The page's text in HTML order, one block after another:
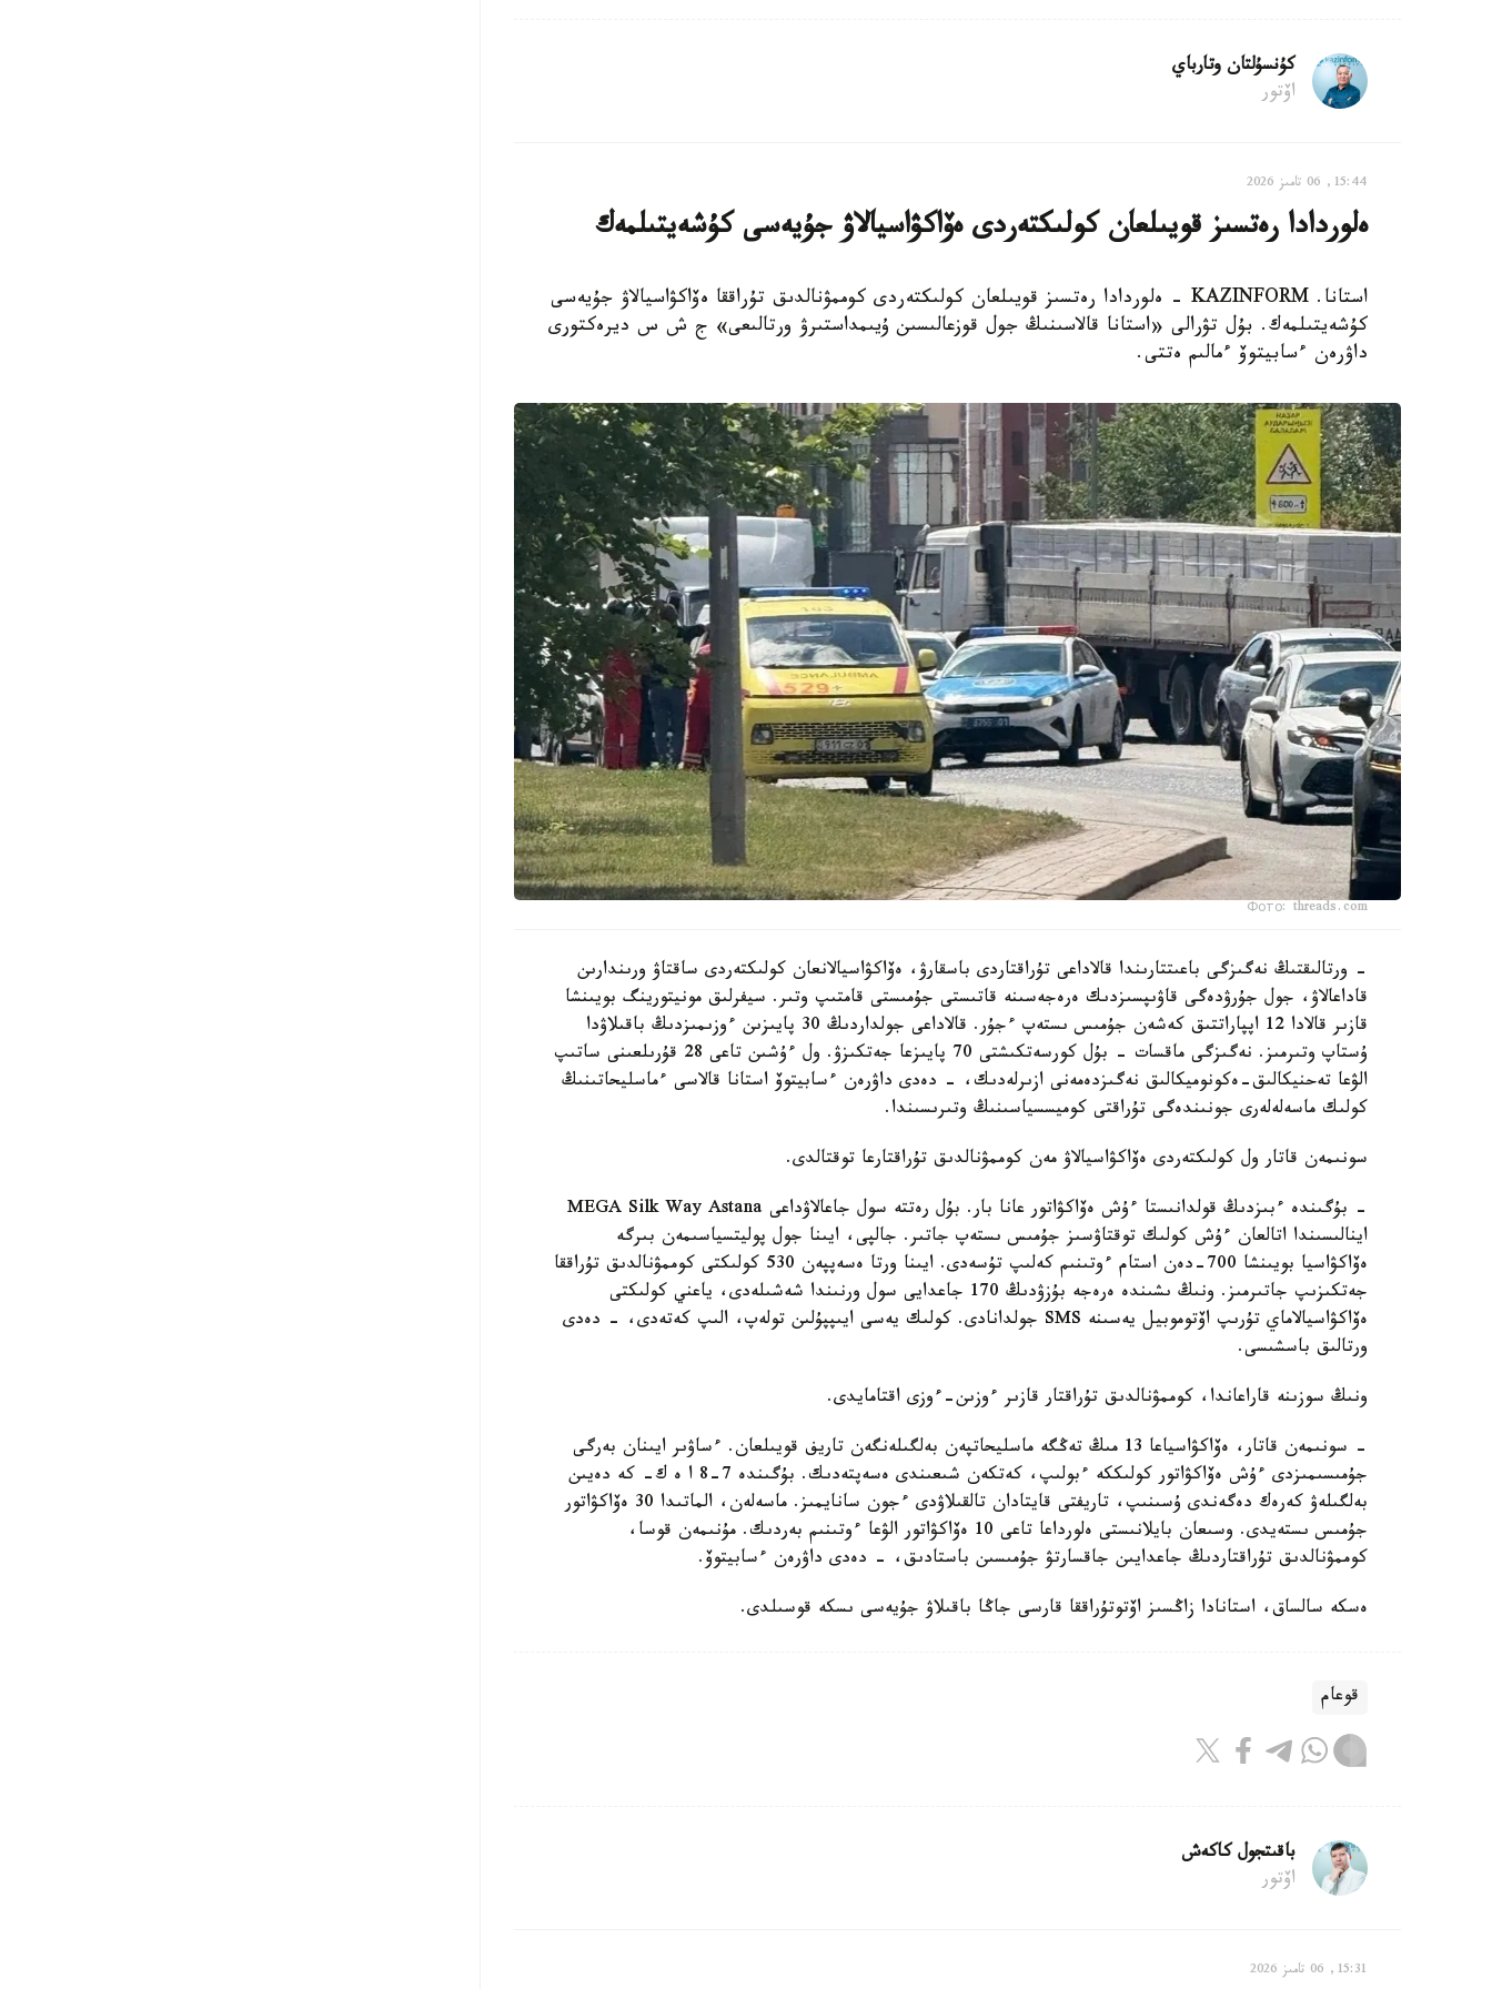
كۇنسۇلتان وتارباي
اۆتور
15:44, 06 تامىز 2026
ەلوردادا رەتسىز قويىلعان كولىكتەردى ەۆاكۋاسيالاۋ جۇيەسى كۇشەيتىلمەك
استانا. KAZINFORM - ەلوردادا رەتسىز قويىلعان كولىكتەردى كوممۋنالدىق تۇراققا ەۆاكۋاسيالاۋ جۇيەسى
كۇشەيتىلمەك. بۇل تۋرالى «استانا قالاسىنىڭ جول قوزعالىسىن ۇيىمداستىرۋ ورتالىعى» ج ش س ديرەكتورى
داۋرەن ءسابيتوۆ ءمالىم ەتتى.
Фото: threads.com
- ورتالىقتىڭ نەگىزگى باعىتتارىندا قالاداعى تۇراقتاردى باسقارۋ، ەۆاكۋاسيالانعان كولىكتەردى ساقتاۋ ورىندارىن
قاداعالاۋ، جول جۇرۋدەگى قاۋىپسىزدىك ەرەجەسىنە قاتىستى جۇمىستى قامتىپ وتىر. سيفرلىق مونيتورينگ بويىنشا
قازىر قالادا 12 اپپاراتتىق كەشەن جۇمىس ىستەپ ءجۇر. قالاداعى جولداردىڭ 30 پايىزىن ءوزىمىزدىڭ باقىلاۋدا
ۇستاپ وتىرمىز. نەگىزگى ماقسات - بۇل كورسەتكىشتى 70 پايىزعا جەتكىزۋ. ول ءۇشىن تاعى 28 قۇرىلعىنى ساتىپ
الۋعا تەحنيكالىق-ەكونوميكالىق نەگىزدەمەنى ازىرلەدىك، - دەدى داۋرەن ءسابيتوۆ استانا قالاسى ءماسليحاتىنىڭ
كولىك ماسەلەلەرى جونىندەگى تۇراقتى كوميسسياسىنىڭ وتىرىسىندا.
سونىمەن قاتار ول كولىكتەردى ەۆاكۋاسيالاۋ مەن كوممۋنالدىق تۇراقتارعا توقتالدى.
- بۇگىندە ءبىزدىڭ قولدانىستا ءۇش ەۆاكۋاتور عانا بار. بۇل رەتتە سول جاعالاۋداعى MEGA Silk Way Astana
اينالىسىندا اتالعان ءۇش كولىك توقتاۋسىز جۇمىس ىستەپ جاتىر. جالپى، ايىنا جول پوليتسياسىمەن بىرگە
ەۆاكۋاسيا بويىنشا 700-دەن استام ءوتىنىم كەلىپ تۇسەدى. ايىنا ورتا ەسەپپەن 530 كولىكتى كوممۋنالدىق تۇراققا
جەتكىزىپ جاتىرمىز. ونىڭ ىشىندە ەرەجە بۇزۋدىڭ 170 جاعدايى سول ورنىندا شەشىلەدى، ياعني كولىكتى
ەۆاكۋاسيالاماي تۇرىپ اۆتوموبيل يەسىنە SMS جولدانادى. كولىك يەسى ايىپپۇلىن تولەپ، الىپ كەتەدى، - دەدى
ورتالىق باسشىسى.
ونىڭ سوزىنە قاراعاندا، كوممۋنالدىق تۇراقتار قازىر ءوزىن-ءوزى اقتامايدى.
- سونىمەن قاتار، ەۆاكۋاسياعا 13 مىڭ تەڭگە ماسليحاتپەن بەلگىلەنگەن تاريف قويىلعان. ءساۋىر ايىنان بەرگى
جۇمىسىمىزدى ءۇش ەۆاكۋاتور كولىككە ءبولىپ، كەتكەن شىعىندى ەسەپتەدىك. بۇگىندە 7-8 ا ە ك- كە دەيىن
بەلگىلەۋ كەرەك دەگەندى ۇسىنىپ، تاريفتى قايتادان تالقىلاۋدى ءجون سانايمىز. ماسەلەن، الماتىدا 30 ەۆاكۋاتور
جۇمىس ىستەيدى. وسىعان بايلانىستى ەلورداعا تاعى 10 ەۆاكۋاتور الۋعا ءوتىنىم بەردىك. مۇنىمەن قوسا،
كوممۋنالدىق تۇراقتاردىڭ جاعدايىن جاقسارتۋ جۇمىسىن باستادىق، - دەدى داۋرەن ءسابيتوۆ.
ەسكە سالساق، استانادا زاڭسىز اۆتوتۇراققا قارسى جاڭا باقىلاۋ جۇيەسى ىسكە قوسىلدى.
قوعام
باقىتجول كاكەش
اۆتور
15:31, 06 تامىز 2026